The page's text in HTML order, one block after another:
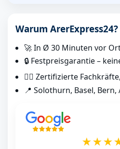
Warum ArerExpress24?
🚀 In Ø 30 Minuten vor
🔒 Festpreisgarantie –
👷‍♂️ Zertifizierte
📍 Solothurn, Basel, Bern,